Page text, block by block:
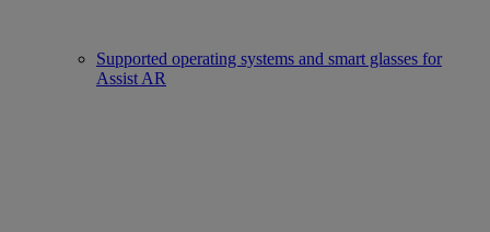
Supported operating systems and smart glasses for
Assist AR